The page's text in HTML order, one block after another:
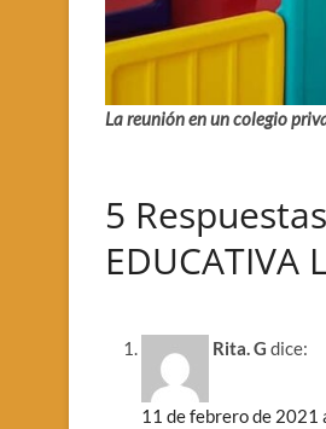
La reunión en un colegio
5
EDUCATIVA
Rita. G dice:
11 de febrero de 2021